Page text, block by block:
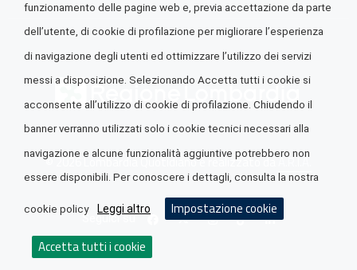
© 2026 Lombardia Quotidiano è realizzato daA.R.I.A.
Seguici su
funzionamento delle pagine web e, previa accettazione da parte
dell’utente, di cookie di profilazione per migliorare l’esperienza
di navigazione degli utenti ed ottimizzare l’utilizzo dei servizi
messi a disposizione. Selezionando Accetta tutti i cookie si
acconsente all’utilizzo di cookie di profilazione. Chiudendo il
banner verranno utilizzati solo i cookie tecnici necessari alla
navigazione e alcune funzionalità aggiuntive potrebbero non
essere disponibili. Per conoscere i dettagli, consulta la nostra
cookie policy Leggi altro Impostazione cookie
Accetta tutti i cookie